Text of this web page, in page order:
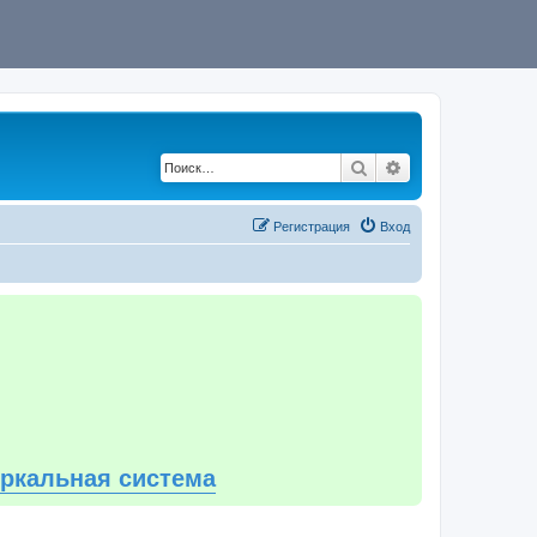
Поиск
Вход
Регистрация
система